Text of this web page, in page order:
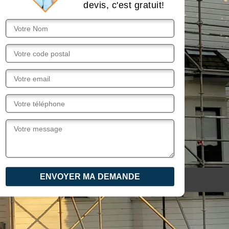
devis, c'est gratuit!